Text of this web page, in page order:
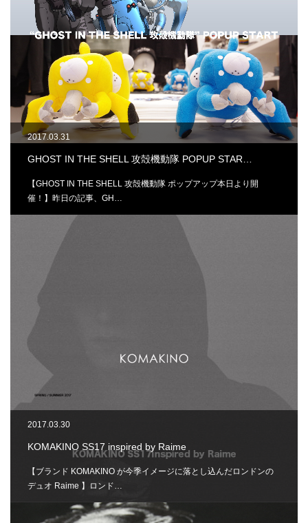
2017.03.31
GHOST IN THE SHELL 攻殻機動隊 POPUP STAR…
【GHOST IN THE SHELL 攻殻機動隊 ポップアップ本日より開
催！】昨日の記事、GH…
2017.03.30
KOMAKINO SS17 inspired by Raime
【ブランド KOMAKINO が今季イメージに落とし込んだロンドンの
デュオ Raime 】ロンド…